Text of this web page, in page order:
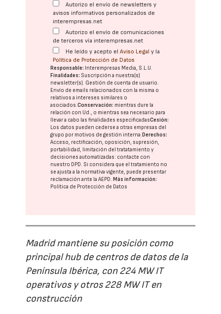
Autorizo el envío de newsletters y
avisos informativos personalizados de
interempresas.net
Autorizo el envío de comunicaciones
de terceros vía interempresas.net
He leído y acepto elAviso Legal y la
Política de Protección de Datos
Responsable: Interempresas Media, S.L.U.
Finalidades: Suscripción a nuestra(s)
newsletter(s). Gestión de cuenta de usuario.
Envío de emails relacionados con la misma o
relativos a intereses similares o
asociados.Conservación: mientras dure la
relación con Ud., o mientras sea necesario para
llevar a cabo las finalidades especificadasCesión:
Los datos pueden cederse a otras empresas del
grupo por motivos de gestión interna.Derechos:
Acceso, rectificación, oposición, supresión,
portabilidad, limitación del tratatamiento y
decisiones automatizadas: contacte con
nuestro DPD. Si considera que el tratamiento no
se ajusta a la normativa vigente, puede presentar
reclamación ante laAEPD.Más información:
Política de Protección de Datos
Madrid mantiene su posición como
principal hub de centros de datos de la
Península Ibérica, con 224 MW IT
operativos y otros 228 MW IT en
construcción